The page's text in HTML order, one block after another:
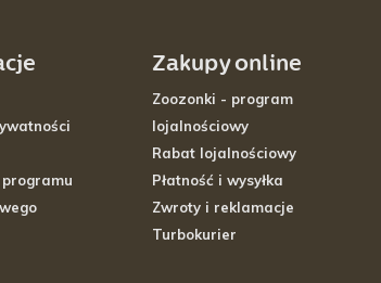
Zakupy online
Zoozonki - program
lojalnościowy
Rabat lojalnościowy
Płatność i wysyłka
Zwroty i reklamacje
Turbokurier